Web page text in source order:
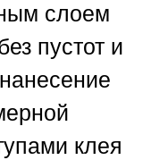
слоем
пустот и
клея